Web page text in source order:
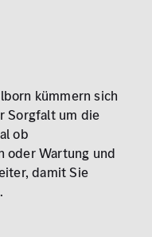
kümmern sich
Sorgfalt um die
ob
oder Wartung und
damit Sie